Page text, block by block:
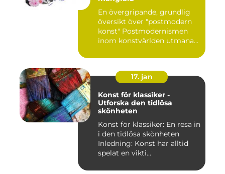
En övergripande, grundlig
översikt över "postmodern
konst" Postmodernismen
inom konstvärlden utmana...
17. jan
Konst för klassiker -
Utforska den tidlösa
skönheten
Konst för klassiker: En resa in
i den tidlösa skönheten
Inledning: Konst har alltid
spelat en vikti...